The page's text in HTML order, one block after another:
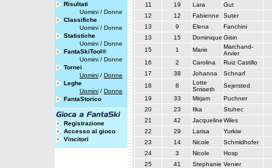
Risultati
Uomini / Donne
Classifiche
Uomini / Donne
Statistiche
Uomini / Donne
FantaSkiTool®
Uomini / Donne
Tornei
Uomini / Donne
Leghe
Uomini / Donne
FantaStorico
Registrazione
Accesso al gioco
Vincitori
11
19 Lara
Gut
12
12 Fabienne
Suter
13
9 Elena
Fanchini
13
15 Dominique Gisin
15
1 Marie
Marchand-
Arvier
16
2 Carolina
Ruiz Castillo
17
38 Johanna
Schnarf
18
8
Lotte
Smiseth
Sejersted
19
33 Mirjam
Puchner
20
23 Ilka
Stuhec
21
42 JacquelineWiles
22
29 Larisa
Yurkiw
23
14 Nicole
Schmidhofer
24
3 Nicole
Hosp
25
41 Stephanie Venier